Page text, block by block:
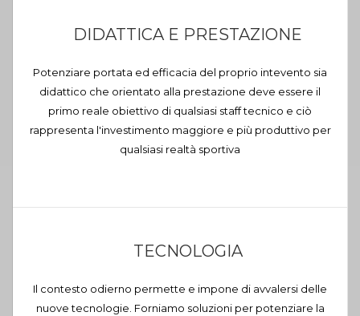
DIDATTICA E PRESTAZIONE
Potenziare portata ed efficacia del proprio intevento sia
didattico che orientato alla prestazione deve essere il
primo reale obiettivo di qualsiasi staff tecnico e ciò
rappresenta l'investimento maggiore e più produttivo per
qualsiasi realtà sportiva
TECNOLOGIA
Il contesto odierno permette e impone di avvalersi delle
nuove tecnologie. Forniamo soluzioni per potenziare la